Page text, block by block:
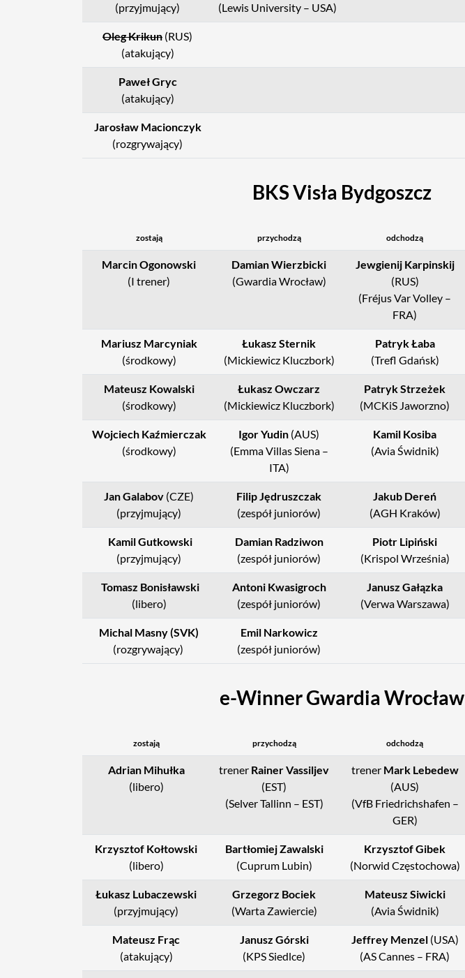
(przyjmujący)
(Lewis University – USA)
Oleg Krikun (RUS)
(atakujący)
Paweł Gryc
(atakujący)
Jarosław Macionczyk
(rozgrywający)
BKS Visła Bydgoszcz
zostają przychodzą odchodzą
Marcin Ogonowski
(I trener)
Damian Wierzbicki
(Gwardia Wrocław)
Jewgienij Karpinskij
(RUS)
(Fréjus Var Volley –
FRA)
Mariusz Marcyniak
(środkowy)
Łukasz Sternik
(Mickiewicz Kluczbork)
Patryk Łaba
(Trefl Gdańsk)
Mateusz Kowalski
(środkowy)
Łukasz Owczarz
(Mickiewicz Kluczbork)
Patryk Strzeżek
(MCKiS Jaworzno)
Wojciech Kaźmierczak
(środkowy)
Igor Yudin (AUS)
(Emma Villas Siena –
ITA)
Kamil Kosiba
(Avia Świdnik)
Jan Galabov (CZE)
(przyjmujący)
Filip Jędruszczak
(zespół juniorów)
Jakub Dereń
(AGH Kraków)
Kamil Gutkowski
(przyjmujący)
Damian Radziwon
(zespół juniorów)
Piotr Lipiński
(Krispol Września)
Tomasz Bonisławski
(libero)
Antoni Kwasigroch
(zespół juniorów)
Janusz Gałązka
(Verwa Warszawa)
Michal Masny (SVK)
(rozgrywający)
Emil Narkowicz
(zespół juniorów)
e-Winner Gwardia Wrocław
zostają przychodzą odchodzą
Adrian Mihułka
(libero)
trener Rainer Vassiljev
(EST)
(Selver Tallinn – EST)
trenerMark Lebedew
(AUS)
(VfB Friedrichshafen –
GER)
Krzysztof Kołtowski
(libero)
Bartłomiej Zawalski
(Cuprum Lubin)
Krzysztof Gibek
(Norwid Częstochowa)
Łukasz Lubaczewski
(przyjmujący)
Grzegorz Bociek
(Warta Zawiercie)
Mateusz Siwicki
(Avia Świdnik)
Mateusz Frąc
(atakujący)
Janusz Górski
(KPS Siedlce)
Jeffrey Menzel (USA)
(AS Cannes – FRA)